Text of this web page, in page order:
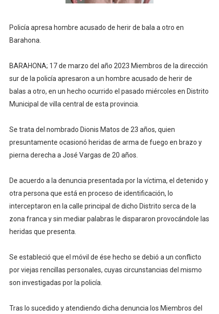
Policía apresa hombre acusado de herir de bala a otro en
Barahona.
BARAHONA; 17 de marzo del año 2023 Miembros de la dirección
sur de la policía apresaron a un hombre acusado de herir de
balas a otro, en un hecho ocurrido el pasado miércoles en Distrito
Municipal de villa central de esta provincia.
Se trata del nombrado Dionis Matos de 23 años, quien
presuntamente ocasionó heridas de arma de fuego en brazo y
pierna derecha a José Vargas de 20 años.
De acuerdo a la denuncia presentada por la víctima, el detenido y
otra persona que está en proceso de identificación, lo
interceptaron en la calle principal de dicho Distrito serca de la
zona franca y sin mediar palabras le dispararon provocándole las
heridas que presenta.
Se estableció que el móvil de ése hecho se debió a un conflicto
por viejas rencillas personales, cuyas circunstancias del mismo
son investigadas por la policía.
Tras lo sucedido y atendiendo dicha denuncia los Miembros del